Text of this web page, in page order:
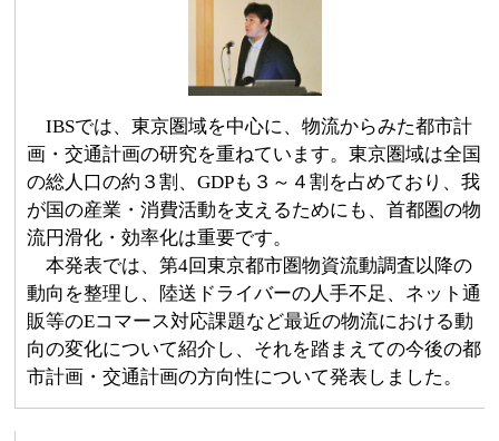
IBSでは、東京圏域を中心に、物流からみた都市計
画・交通計画の研究を重ねています。東京圏域は全国
の総人口の約３割、GDPも３～４割を占めており、我
が国の産業・消費活動を支えるためにも、首都圏の物
流円滑化・効率化は重要です。
本発表では、第4回東京都市圏物資流動調査以降の
動向を整理し、陸送ドライバーの人手不足、ネット通
販等のEコマース対応課題など最近の物流における動
向の変化について紹介し、それを踏まえての今後の都
市計画・交通計画の方向性について発表しました。